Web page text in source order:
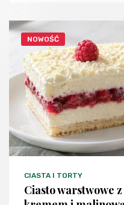
NOWOŚĆ
CIASTA I TORTY
Ciasto warstwowe z